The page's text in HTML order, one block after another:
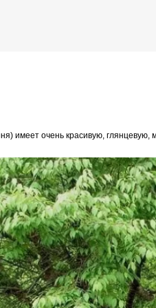
канадского
имеет очень красивую,